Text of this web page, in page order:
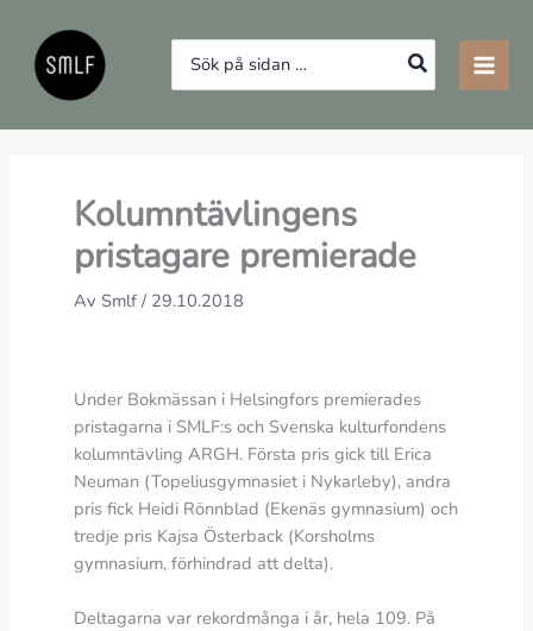
innehåll
Search
for:
Kolumntävlingens
pristagare premierade
AvSmlf/ 29.10.2018
Under Bokmässan i Helsingfors premierades
pristagarna i SMLF:s och Svenska kulturfondens
kolumntävling ARGH. Första pris gick till Erica
Neuman (Topeliusgymnasiet i Nykarleby), andra
pris fick Heidi Rönnblad (Ekenäs gymnasium) och
tredje pris Kajsa Österback (Korsholms
gymnasium, förhindrad att delta).
Deltagarna var rekordmånga i år, hela 109. På